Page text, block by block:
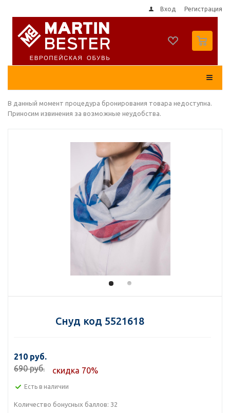
Вход Регистрация
В данный момент процедура бронирования товара недоступна.
Приносим извинения за возможные неудобства.
Снуд код 5521618
210 руб.
690 руб.
скидка 70%
Есть в наличии
Количество бонусных баллов: 32